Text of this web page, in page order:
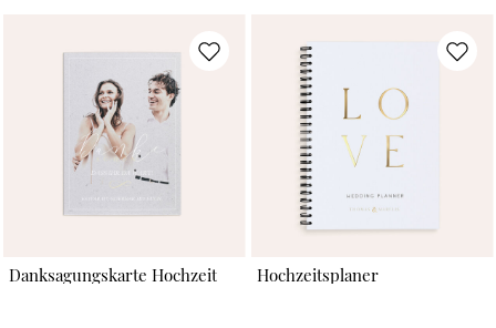
Danksagungskarte Hochzeit Hochzeitsplaner